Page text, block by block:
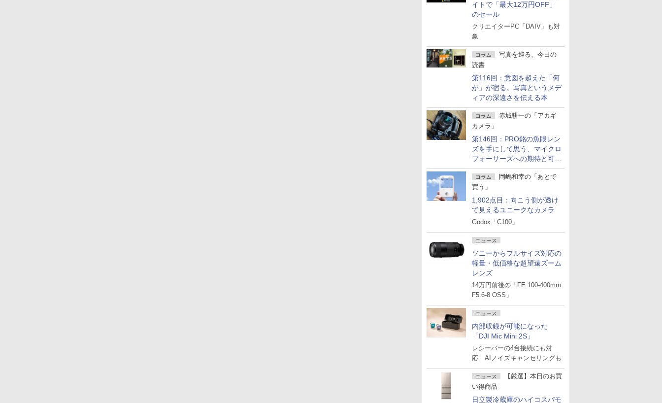
イトで「最大12万円OFF」
のセール
クリエイターPC「DAIV」も対
象
コラム
写真を巡る、今日の
読書
第116回：意図を超えた「何
か」が宿る。写真というメデ
ィアの深遠さを伝える本
コラム
赤城耕一の「アカギ
カメラ」
第146回：PRO銘の魚眼レン
ズを手にして思う、マイクロ
フォーサーズへの期待と可能
性
コラム
岡嶋和幸の「あとで
買う」
1,902点目：向こう側が透け
て見えるユニークなカメラ
Godox「C100」
ニュース
ソニーからフルサイズ対応の
軽量・低価格な超望遠ズーム
レンズ
14万円前後の「FE 100-400mm
F5.6-8 OSS」
ニュース
内部収録が可能になった
「DJI Mic Mini 2S」
レシーバーの4台接続にも対
応 AIノイズキャンセリングも
ニュース
【厳選】本日のお買
い得商品
日立製冷蔵庫のハイコスパモ